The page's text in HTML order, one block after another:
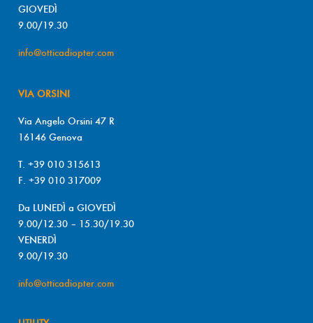
GIOVEDÌ
9.00/19.30
info@otticadiopter.com
VIA ORSINI
Via Angelo Orsini 47 R
16146 Genova
T. +39 010 315613
F. +39 010 317009
Da LUNEDÌ a GIOVEDÌ
9.00/12.30 – 15.30/19.30
VENERDÌ
9.00/19.30
info@otticadiopter.com